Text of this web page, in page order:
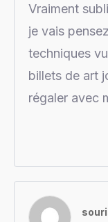
Vraiment
je vais
techniques
billets de art
régaler avec